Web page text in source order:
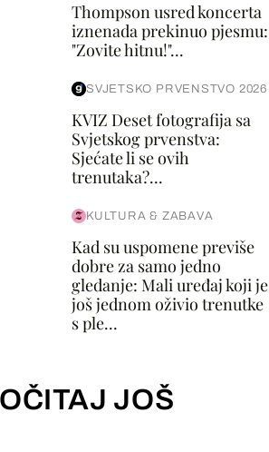
Thompson usred koncerta
iznenada prekinuo pjesmu:
"Zovite hitnu!"...
SVJETSKO PRVENSTVO 2026
KVIZ Deset fotografija sa
Svjetskog prvenstva:
Sjećate li se ovih
trenutaka?...
KULTURA & ZABAVA
Kad su uspomene previše
dobre za samo jedno
gledanje: Mali uređaj koji je
još jednom oživio trenutke
s ple...
JOŠ